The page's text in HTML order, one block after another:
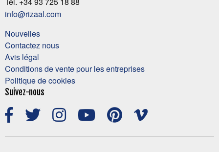
info@rizaal.com
Nouvelles
Contactez nous
Avis légal
Conditions de vente pour les entreprises
Politique de cookies
Suivez-nous